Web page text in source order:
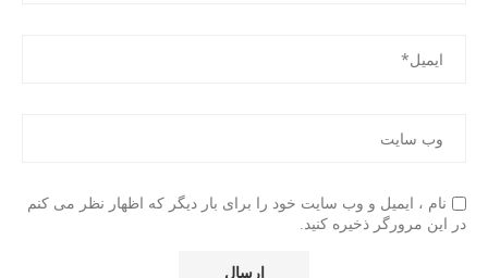
نام ، ایمیل و وب سایت خود را برای بار دیگر که اظهار نظر می کنم
در این مرورگر ذخیره کنید.